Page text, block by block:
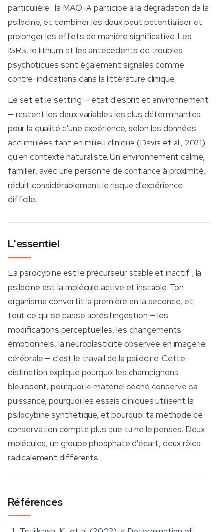
particulière : la MAO-A participe à la dégradation de la
psilocine, et combiner les deux peut potentialiser et
prolonger les effets de manière significative. Les
ISRS, le lithium et les antécédents de troubles
psychotiques sont également signalés comme
contre-indications dans la littérature clinique.
Le set et le setting — état d'esprit et environnement
— restent les deux variables les plus déterminantes
pour la qualité d'une expérience, selon les données
accumulées tant en milieu clinique (Davis et al., 2021)
qu'en contexte naturaliste. Un environnement calme,
familier, avec une personne de confiance à proximité,
réduit considérablement le risque d'expérience
difficile.
L'essentiel
La psilocybine est le précurseur stable et inactif ; la
psilocine est la molécule active et instable. Ton
organisme convertit la première en la seconde, et
tout ce qui se passe après l'ingestion — les
modifications perceptuelles, les changements
émotionnels, la neuroplasticité observée en imagerie
cérébrale — c'est le travail de la psilocine. Cette
distinction explique pourquoi les champignons
bleuissent, pourquoi le matériel séché conserve sa
puissance, pourquoi les essais cliniques utilisent la
psilocybine synthétique, et pourquoi ta méthode de
conservation compte plus que tu ne le penses. Deux
molécules, un groupe phosphate d'écart, deux rôles
radicalement différents.
Références